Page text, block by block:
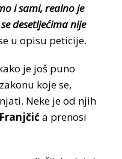
i sami, realno je
desetljećima nije
u opisu peticije.
je još puno
koje se,
Neke je od njih
a prenosi